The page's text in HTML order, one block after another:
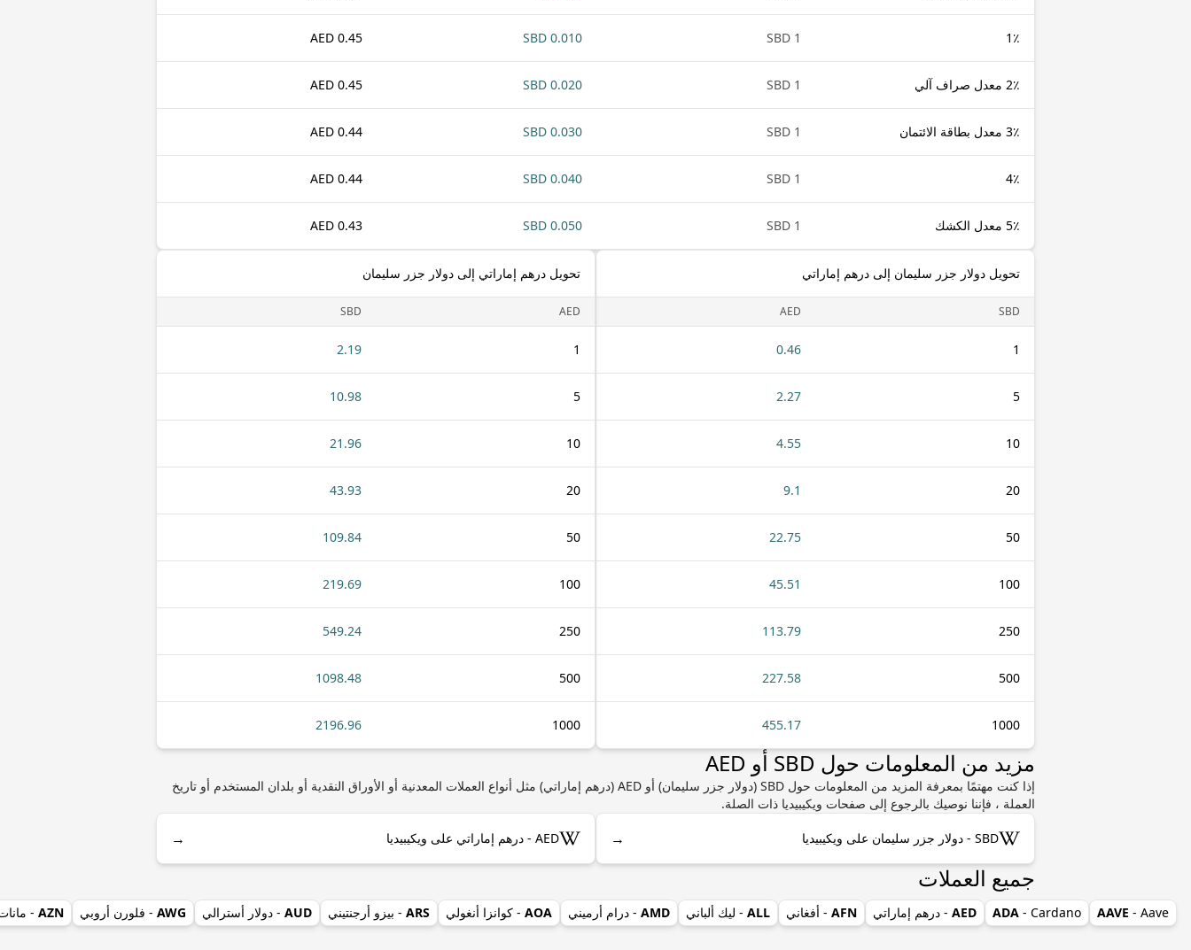
1٪ 1 SBD
0.010 SBD
0.45 AED
2٪ معدل صراف آلي 1 SBD
0.020 SBD
0.45 AED
3٪ معدل بطاقة الائتمان 1 SBD
0.030 SBD
0.44 AED
4٪ 1 SBD
0.040 SBD
0.44 AED
5٪ معدل الكشك 1 SBD
0.050 SBD
0.43 AED
تحويل دولار جزر سليمان إلى درهم إماراتي
SBD
AED
1
0.46
5
2.27
10
4.55
20
9.1
50
22.75
100
45.51
250
113.79
500
227.58
1000
455.17
تحويل درهم إماراتي إلى دولار جزر سليمان
AED
SBD
1
2.19
5
10.98
10
21.96
20
43.93
50
109.84
100
219.69
250
549.24
500
1098.48
1000
2196.96
مزيد من المعلومات حول SBD أو AED
إذا كنت مهتمًا بمعرفة المزيد من المعلومات حول SBD (دولار جزر سليمان) أو AED (درهم إماراتي) مثل أنواع العملات المعدنية أو الأوراق النقدية أو بلدان المستخدم أو تاريخ
العملة ، فإننا نوصيك بالرجوع إلى صفحات ويكيبيديا ذات الصلة.
SBD - دولار جزر سليمان على ويكيبيديا → AED - درهم إماراتي على ويكيبيديا →
جميع العملات
AAVE - Aave
ADA - Cardano
AED - درهم إماراتي AFN - أفغاني ALL - ليك ألباني AMD - درام أرميني AOA - كوانزا أنغولي ARS - بيزو أرجنتيني AUD - دولار أسترالي AWG - فلورن أروبي AZN
-